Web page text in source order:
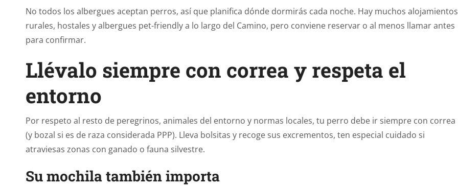
No todos los albergues aceptan perros, así que planifica dónde dormirás cada noche. Hay muchos alojamientos
rurales, hostales y albergues pet-friendly a lo largo del Camino, pero conviene reservar o al menos llamar antes
para confirmar.
Llévalo siempre con correa y respeta el
entorno
Por respeto al resto de peregrinos, animales del entorno y normas locales, tu perro debe ir siempre con correa
(y bozal si es de raza considerada PPP). Lleva bolsitas y recoge sus excrementos, ten especial cuidado si
atraviesas zonas con ganado o fauna silvestre.
Su mochila también importa